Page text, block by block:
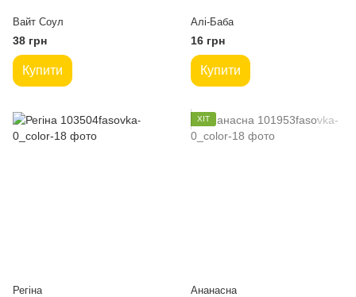
Вайт Соул
38 грн
Купити
Алі-Баба
16 грн
Купити
Регіна
ХІТ
Ананасна